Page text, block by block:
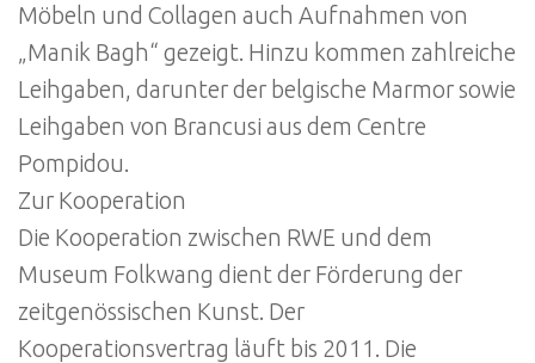
Möbeln und Collagen auch Aufnahmen von
„Manik Bagh“ gezeigt. Hinzu kommen zahlreiche
Leihgaben, darunter der belgische Marmor sowie
Leihgaben von Brancusi aus dem Centre
Pompidou.
Zur Kooperation
Die Kooperation zwischen RWE und dem
Museum Folkwang dient der Förderung der
zeitgenössischen Kunst. Der
Kooperationsvertrag läuft bis 2011. Die